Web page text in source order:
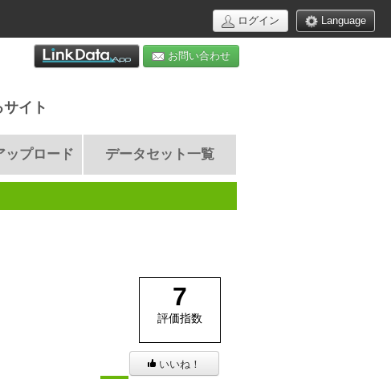
Language
ログイン
お問い合わせ
イト
ップロード データセット一覧
7
評価指数
いいね！